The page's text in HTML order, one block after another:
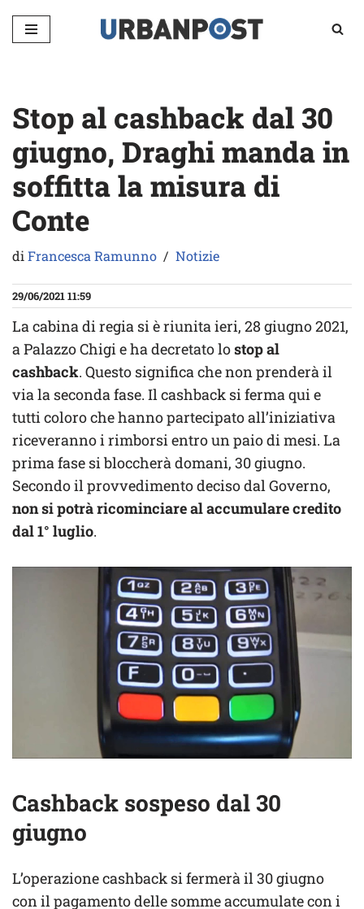
Vai
Stop al cashback dal 30
giugno, Draghi manda in
soffitta la misura di
Conte
diFrancesca Ramunno Notizie
29/06/2021 11:59
La cabina di regia si è riunita ieri, 28 giugno 2021,
a Palazzo Chigi e ha decretato lostop al
cashback. Questo significa che non prenderà il
via la seconda fase. Il cashback si ferma qui e
tutti coloro che hanno partecipato all’iniziativa
riceveranno i rimborsi entro un paio di mesi. La
prima fase si bloccherà domani, 30 giugno.
Secondo il provvedimento deciso dal Governo,
non si potrà ricominciare al accumulare credito
dal 1° luglio.
Cashback sospeso dal 30
giugno
L’operazione cashback si fermerà il 30 giugno
con il pagamento delle somme accumulate con i